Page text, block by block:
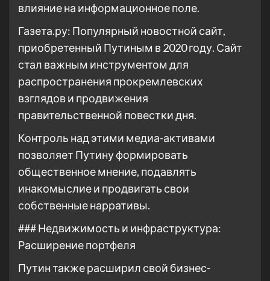
влияние на информационное поле.
Газета.ру: Популярный новостной сайт,
приобретенный Путиным в 2020 году. Сайт
стал важным инструментом для
распространения прокремлевских
взглядов и продвижения
правительственной повестки дня.
Контроль над этими медиа-активами
позволяет Путину формировать
общественное мнение, подавлять
инакомыслие и продвигать свои
собственные нарративы.
### Недвижимость и инфраструктура:
Расширение портфеля
Путин также расширил свой бизнес-